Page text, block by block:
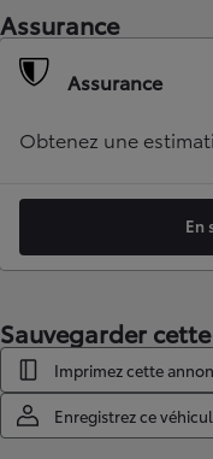
Assurance
Assurance
Obtenez une
En
Sauvegarder
Imprimez cette
Enregistrez ce